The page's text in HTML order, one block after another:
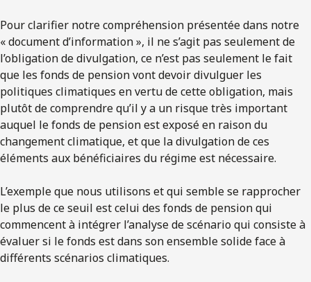
Pour clarifier notre compréhension présentée dans notre
« document d’information », il ne s’agit pas seulement de
l’obligation de divulgation, ce n’est pas seulement le fait
que les fonds de pension vont devoir divulguer les
politiques climatiques en vertu de cette obligation, mais
plutôt de comprendre qu’il y a un risque très important
auquel le fonds de pension est exposé en raison du
changement climatique, et que la divulgation de ces
éléments aux bénéficiaires du régime est nécessaire.
L’exemple que nous utilisons et qui semble se rapprocher
le plus de ce seuil est celui des fonds de pension qui
commencent à intégrer l’analyse de scénario qui consiste à
évaluer si le fonds est dans son ensemble solide face à
différents scénarios climatiques.